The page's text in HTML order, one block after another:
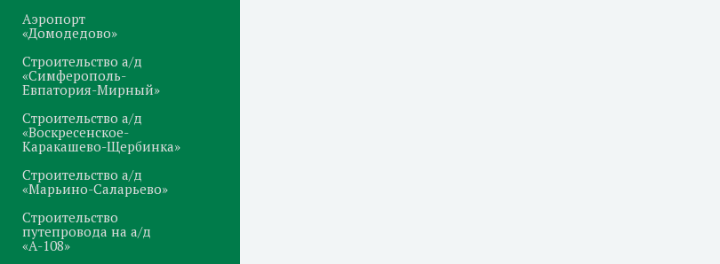
Аэропорт
«Домодедово»
Строительство а/д
«Симферополь-
Евпатория-Мирный»
Строительство а/д
«Воскресенское-
Каракашево-Щербинка»
Строительство а/д
«Марьино-Саларьево»
Строительство
путепровода на а/д
«А-108»